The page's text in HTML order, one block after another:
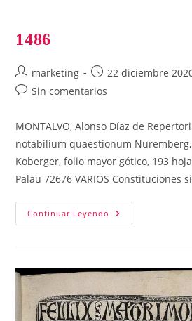
1486
Autor
de
marketing
Publicación
de
22 diciembre
Comentarios
la
entrada:
Sin comentarios
MONTALVO, Alonso Díaz de
notabilium quaestionum
Koberger, folio mayor gótico, 193
Palau 72676 VARIOS Constituciones
Continuar Leyendo 1486